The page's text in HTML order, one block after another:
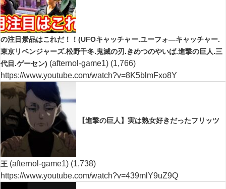
の注目景品はこれだ！！(UFOキャッチャー.ユーフォ―キャッチャー.
東京リベンジャーズ.松野千冬.鬼滅の刃.きめつのやいば.進撃の巨人.三
代目.ゲーセン) (afternol-game1) (1,766)
https://www.youtube.com/watch?v=8K5blmFxo8Y
【進撃の巨人】実は熟女好きだったフリッツ
王 (afternol-game1) (1,738)
https://www.youtube.com/watch?v=439mlY9uZ9Q